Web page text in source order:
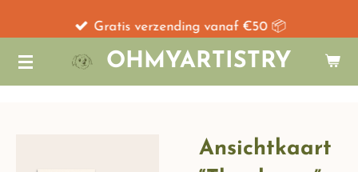
direct
naar
de
OHMYARTISTRY
Gratis verzending vanaf €50 📦
Ansichtkaart